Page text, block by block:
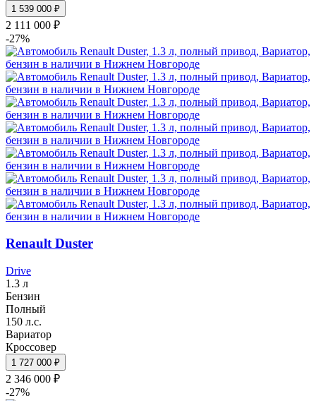
1 539 000 ₽
2 111 000 ₽
-27%
Renault Duster
Drive
1.3 л
Бензин
Полный
150 л.с.
Вариатор
Кроссовер
1 727 000 ₽
2 346 000 ₽
-27%